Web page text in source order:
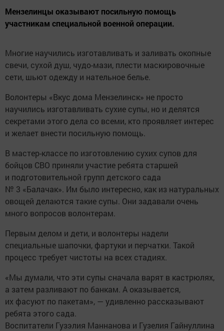
Мензелинцы оказывают посильную помощь
участникам специальной военной операции.
Многие научились изготавливать и заливать окопные
свечи, сухой душ, чудо-мази, плести маскировочные
сети, шьют одежду и нательное белье.
Волонтеры «Вкус дома Мензелинск» не просто
научились изготавливать сухие супы, но и делятся
секретами этого дела со всеми, кто проявляет интерес
и желает внести посильную помощь.
В мастер-классе по изготовлению сухих супов для
бойцов СВО приняли участие ребята старшей
и подготовительной групп детского сада
№ 3 «Балачак». Им было интересно, как из натуральных
овощей делаются такие супы. Они задавали очень
много вопросов волонтерам.
Первым делом и дети, и волонтеры надели
специальные шапочки, фартуки и перчатки. Такой
процесс требует чистоты на всех стадиях.
«Мы думали, что эти супы сначала варят в кастрюлях,
а затем разливают по банкам. А оказывается,
их фасуют по пакетам», — удивленно рассказывают
ребята этого сада.
Воспитатели Гузэлия Маннанова и Гузелия Гайнуллина